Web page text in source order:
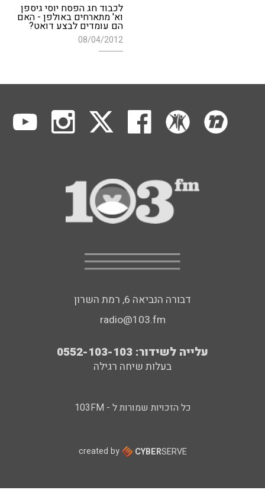
לכבוד חג הפסח יוסי גיספן
וא' מתארחים באולפן - האם
הם עומדים לבצע דואט?
08/04/2012
דבורה הנביאה 6, רמת השרון
radio@103.fm
עלייה לשידור: 0552-103-103
בעלות שיחה רגילה
כל הזכויות שמורות ל - 103FM
created by CYBERSERVE